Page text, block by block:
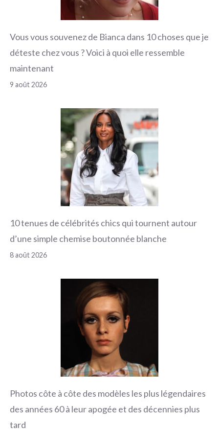
Vous vous souvenez de Bianca dans 10 choses que je
déteste chez vous ? Voici à quoi elle ressemble
maintenant
9 août 2026
10 tenues de célébrités chics qui tournent autour
d’une simple chemise boutonnée blanche
8 août 2026
Photos côte à côte des modèles les plus légendaires
des années 60 à leur apogée et des décennies plus
tard